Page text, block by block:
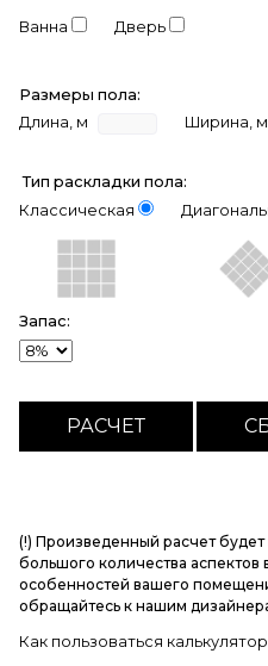
Ванна Дверь
Размеры пола:
Длина, м
Ширина, м
Тип раскладки пола:
Классическая
Запас:
(!) Произведенный расчет
большого количества аспектов
особенностей вашего
обращайтесь к нашим
Как пользоваться